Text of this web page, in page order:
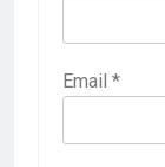
Email *